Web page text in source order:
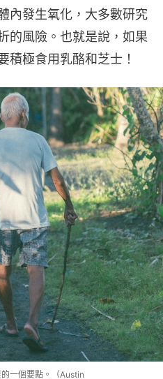
內發生氧化，大多數研究
的風險。也就是說，如果
積極食用乳酪和芝士！
一個要點。（Austin